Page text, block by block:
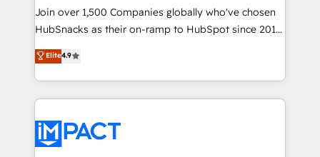
people, exciting ideas and can-do mentality, we
ensure revenue growth on a daily basis. So tell us
team of 100+ experts is ready for you! Driving digital
growth | www.brightdigital.com
Join over 1,500 Companies globally who've chosen
HubSnacks as their on-ramp to HubSpot since 2014
Simple pay-as-you-go plans that accelerate value...
1️⃣ Set Up | Onboarding New or Check-fixing existing
HubSpot portals 2️⃣ Scale Up | 100% HubSpot Task
Execution... Global 24/7 ... All Experts 3️⃣ Integrate |
Slash months from your API Integration project... ⬅️
Click "Contact Business" ⬅️ to access 150+ Kickstart
Elite4.9